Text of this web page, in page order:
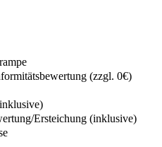
(zzgl. 0€)
Ersteichung (inklusive)